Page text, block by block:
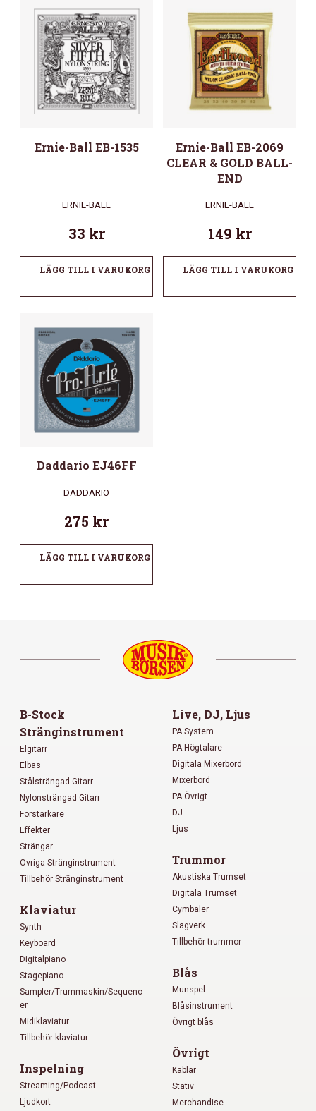
Ernie-Ball EB-1535
ERNIE-BALL
33 kr
LÄGG TILL I VARUKORG
Ernie-Ball EB-2069
CLEAR & GOLD BALL-
END
ERNIE-BALL
149 kr
LÄGG TILL I VARUKORG
Daddario EJ46FF
DADDARIO
275 kr
LÄGG TILL I VARUKORG
B-Stock
Stränginstrument
Elgitarr
Elbas
Stålsträngad Gitarr
Nylonsträngad Gitarr
Förstärkare
Effekter
Strängar
Övriga Stränginstrument
Tillbehör Stränginstrument
Klaviatur
Synth
Keyboard
Digitalpiano
Stagepiano
Sampler/Trummaskin/Sequenc
er
Midiklaviatur
Tillbehör klaviatur
Inspelning
Streaming/Podcast
Ljudkort
Live, DJ, Ljus
PA System
PA Högtalare
Digitala Mixerbord
Mixerbord
PA Övrigt
DJ
Ljus
Trummor
Akustiska Trumset
Digitala Trumset
Cymbaler
Slagverk
Tillbehör trummor
Blås
Munspel
Blåsinstrument
Övrigt blås
Övrigt
Kablar
Stativ
Merchandise